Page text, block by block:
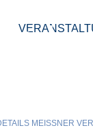
MEISSNER